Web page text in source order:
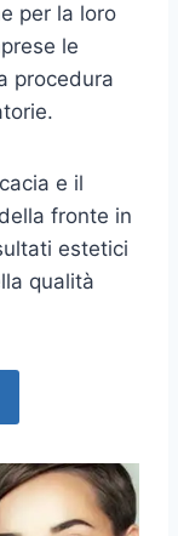
per la loro
le
procedura
e il
fronte in
estetici
qualità